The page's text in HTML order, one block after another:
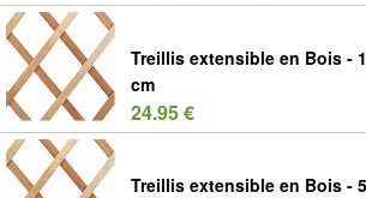
Treillis extensible en Bois -
cm
24.95 €
Treillis extensible en Bois -